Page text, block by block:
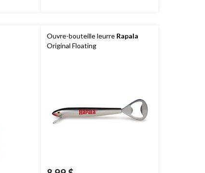
Ouvre-bouteille leurre Rapala
Original Floating